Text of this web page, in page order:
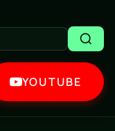
YOUTUBE